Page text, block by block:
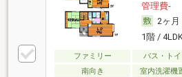
管理費-
2ヶ月
1階 /
ファミリー バス・トイ
南向き
室内洗濯機